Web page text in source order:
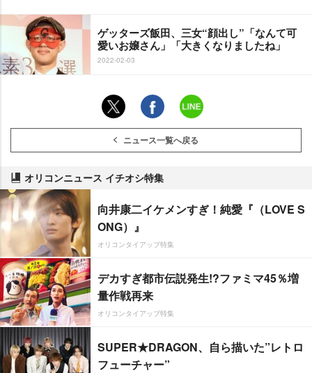
ゲッターズ飯田、三女“顔出し”「なんて可
愛いお嬢さん」「大きくなりましたね」
2022-02-03
ニュース一覧へ戻る
オリコンニュース イチオシ特集
向井康二イケメンすぎ！純愛『（LOVE S
ONG）』
オリコンタイアップ特集
デカすぎ都市伝説発生!?ファミマ45％増
量作戦再来
オリコンタイアップ特集
SUPER★DRAGON、自ら描いた”レトロ
フューチャー”